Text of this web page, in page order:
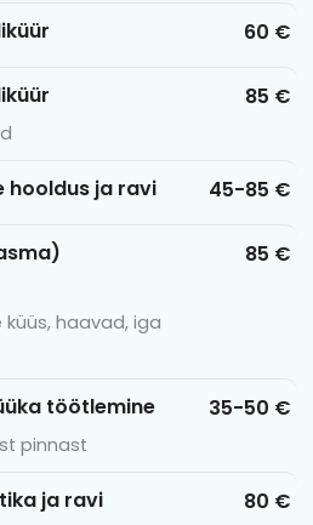
60 €
85 €
hooldus ja ravi 45-85 €
küüs, haavad, iga
85 €
töötlemine
pinnast
35-50 €
ja ravi 80 €